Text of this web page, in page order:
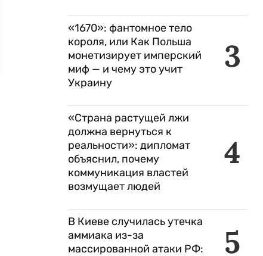
3
«1670»: фантомное тело
короля, или Как Польша
монетизирует имперский
миф — и чему это учит
Украину
4
«Страна растущей лжи
должна вернуться к
реальности»: дипломат
объяснил, почему
коммуникация властей
возмущает людей
5
В Киеве случилась утечка
аммиака из-за
массированной атаки РФ: